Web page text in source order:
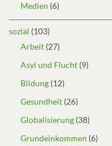
Medien (6)
sozial (103)
Arbeit (27)
Asyl und Flucht (9)
Bildung (12)
Gesundheit (26)
Globalisierung (38)
Grundeinkommen (6)